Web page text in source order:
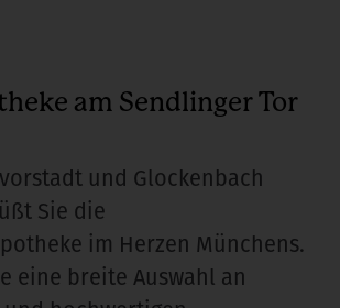
am Sendlinger Tor
und Glockenbach
Sie die
im Herzen Münchens.
eine breite Auswahl an